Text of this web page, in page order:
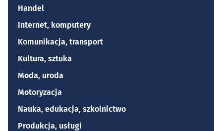
Handel
Internet, komputery
Komunikacja, transport
Kultura, sztuka
Moda, uroda
Motoryzacja
Nauka, edukacja, szkolnictwo
Produkcja, usługi